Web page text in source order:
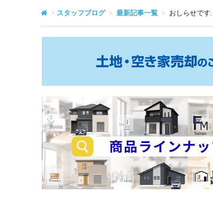
スタッフブログ 最新記事一覧 おしらせで
地・
空
き
家
売
却
の